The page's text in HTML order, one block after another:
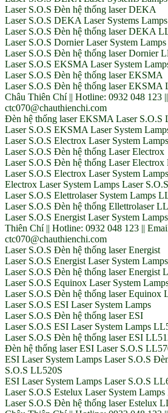
Laser S.O.S Đèn hệ thống laser DEKA
Laser S.O.S DEKA Laser Systems
Laser S.O.S Đèn hệ thống laser DEKA
Laser S.O.S Dornier Laser System
Laser S.O.S Đèn hệ thống laser Dornier
Laser S.O.S EKSMA Laser System
Laser S.O.S Đèn hệ thống laser EKSMA
Laser S.O.S Đèn hệ thống laser
Châu Thiên Chí || Hotline: 0932 048 123
ctc070@chauthienchi.com
Đèn hệ thống laser EKSMA Laser S.O.S
Laser S.O.S EKSMA Laser System
Laser S.O.S Electrox Laser System Lamps
Laser S.O.S Đèn hệ thống Laser Electrox
Laser S.O.S Đèn hệ thống Laser
Laser S.O.S Electrox Laser System
Electrox Laser System Lamps Laser
Laser S.O.S Elettrolaser System Lamps
Laser S.O.S Đèn hệ thống Ellettrolaser
Laser S.O.S Energist Laser System
Thiên Chí || Hotline: 0932 048 123 ||
ctc070@chauthienchi.com
Laser S.O.S Đèn hệ thống laser Energist
Laser S.O.S Energist Laser System
Laser S.O.S Đèn hệ thống laser Energist
Laser S.O.S Equinox Laser System
Laser S.O.S Đèn hệ thống laser Equinox
Laser S.O.S ESI Laser System Lamps
Laser S.O.S Đèn hệ thống laser ESI
Laser S.O.S ESI Laser System Lamps
Laser S.O.S Đèn hệ thống laser ESI
Đèn hệ thống laser ESI Laser S.O.S
ESI Laser System Lamps Laser S.O.S
S.O.S LL520S
ESI Laser System Lamps Laser S.O.S
Laser S.O.S Estelux Laser System
Laser S.O.S Đèn hệ thống laser Estelux